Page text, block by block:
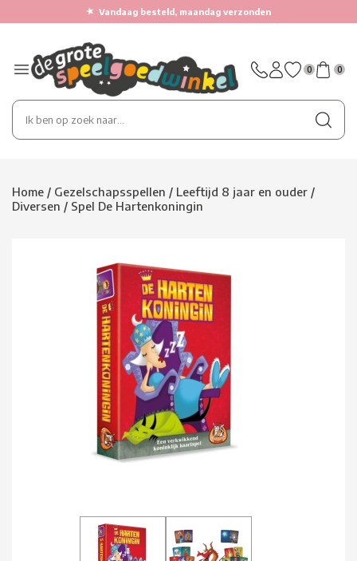
★ Vandaag besteld, maandag verzonden
0 0
Home / Gezelschapsspellen / Leeftijd 8 jaar en ouder /
Diversen / Spel De Hartenkoningin